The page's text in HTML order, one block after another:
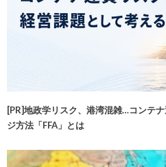
[PR]地政学リスク、港湾混雑…コンテ
ジ方法「FFA」とは